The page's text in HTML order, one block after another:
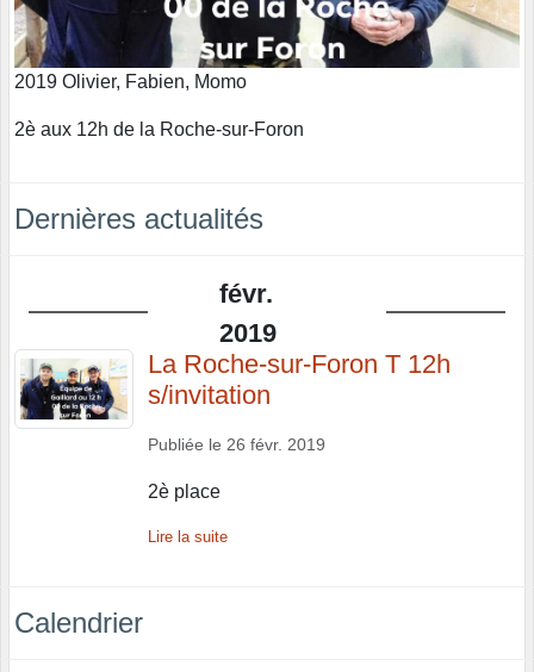
2019 Olivier, Fabien, Momo
2è aux 12h de la Roche-sur-Foron
Dernières actualités
févr.
2019
La Roche-sur-Foron T 12h
s/invitation
Publiée le 26 févr. 2019
2è place
Lire la suite
Calendrier